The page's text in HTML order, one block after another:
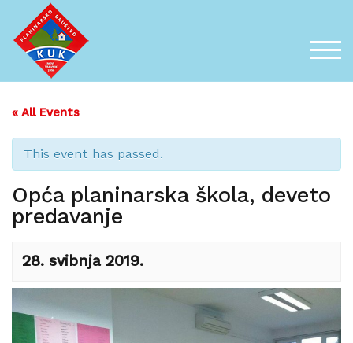
content
« All Events
This event has passed.
Opća planinarska škola, deveto
predavanje
28. svibnja 2019.